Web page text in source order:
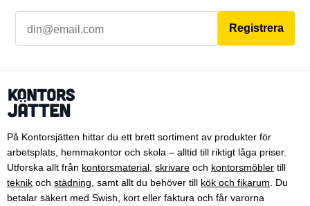
Registrera
På Kontorsjätten hittar du ett brett sortiment av produkter för
arbetsplats, hemmakontor och skola – alltid till riktigt låga priser.
Utforska allt från kontorsmaterial skrivare och kontorsmöbler till
teknik och städning , samt allt du behöver till kök och fikarum . Du
betalar säkert med Swish, kort eller faktura och får varorna